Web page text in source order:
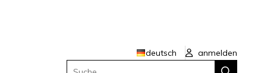
deutsch
anmelden